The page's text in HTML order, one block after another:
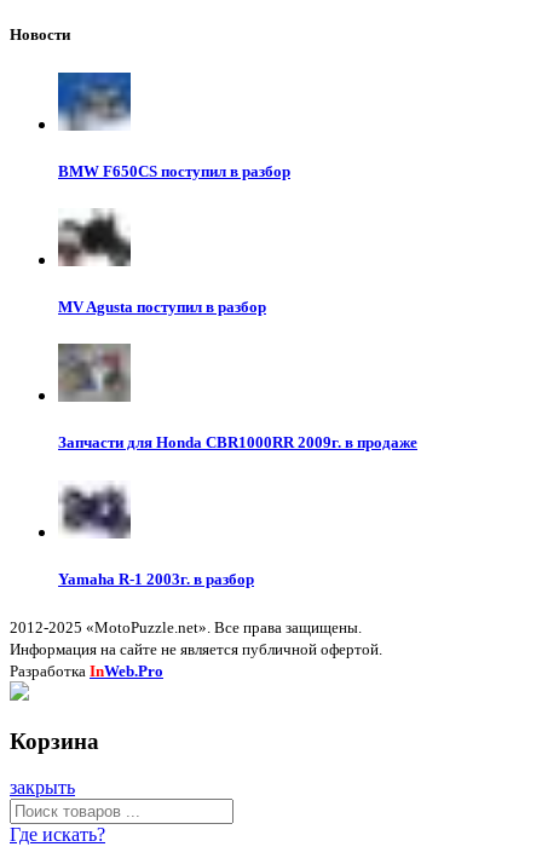
Новости
BMW F650CS поступил в разбор
MV Agusta поступил в разбор
Запчасти для Honda CBR1000RR 2009г. в продаже
Yamaha R-1 2003г. в разбор
2012-2025 «MotoPuzzle.net». Все права защищены.
Информация на сайте не является публичной офертой.
Разработка InWeb.Pro
Корзина
закрыть
Где искать?